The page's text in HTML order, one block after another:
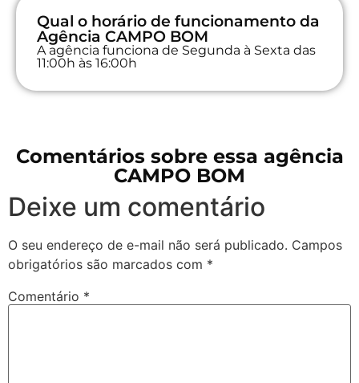
Qual o horário de funcionamento da
Agência CAMPO BOM
A agência funciona de Segunda à Sexta das
11:00h às 16:00h
Comentários sobre essa agência
CAMPO BOM
Deixe um comentário
O seu endereço de e-mail não será publicado. Campos
obrigatórios são marcados com *
Comentário *